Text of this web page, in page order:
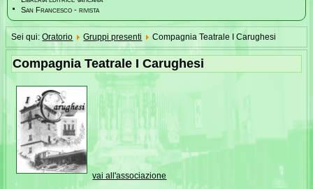
San Francesco - rivista
Sei qui:Oratorio Gruppi presenti Compagnia Teatrale I Carughesi
Compagnia Teatrale I Carughesi
vai all'associazione